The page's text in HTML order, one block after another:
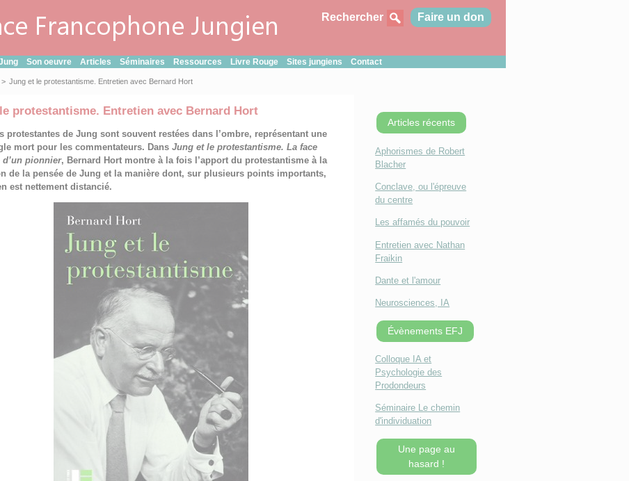
Rechercher Faire un don
Son oeuvre Articles Séminaires Ressources Livre Rouge Sites jungiens Contact
> Jung et le protestantisme. Entretien avec Bernard Hort
protestantisme. Entretien avec Bernard Hort
protestantes de Jung sont souvent restées dans l’ombre, représentant une
mort pour les commentateurs. DansJung et le protestantisme. La face
d’un pionnier, Bernard Hort montre à la fois l’apport du protestantisme à la
de la pensée de Jung et la manière dont, sur plusieurs points importants,
est nettement distancié.
Articles récents
Aphorismes de Robert
Blacher
Conclave, ou l'épreuve
du centre
Les affamés du pouvoir
Entretien avec Nathan
Fraikin
Dante et l'amour
Neurosciences, IA
Évènements EFJ
Colloque IA et
Psychologie des
Prodondeurs
Séminaire Le chemin
d'individuation
Une page au
hasard !